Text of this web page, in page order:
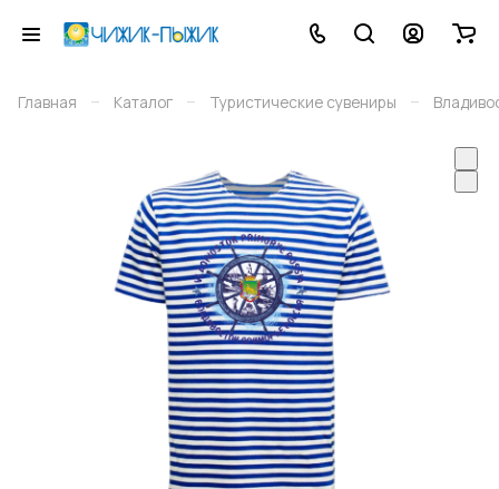
Главная – Каталог – Туристические сувениры –